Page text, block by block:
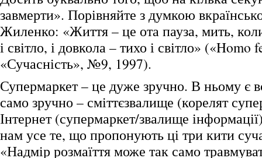
завмерти». Порівняйте з думкою
Жиленко: «Життя – це ота пауза, мить,
і світло, і довкола – тихо і світло»
«Сучасність», №9, 1997).
Супермаркет – це дуже зручно. В ньому є
само зручно – сміттєзвалище (корелят
Інтернет (супермаркет/звалище
нам усе те, що пропонують ці три кити
«Надмір розмаїття може так само